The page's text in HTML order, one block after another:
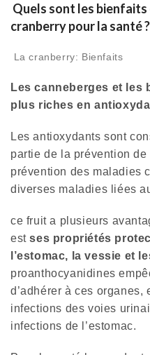
Quels sont les
cranberry pour la santé ?
La cranberry: Bienfaits
Les canneberges et les
plus riches en
Les antioxydants sont
partie de la prévention
prévention des maladies
diverses maladies liées
ce fruit a plusieurs
est ses propriétés
l’estomac, la vessie et
proanthocyanidines
d’adhérer à ces organes,
infections des voies
infections de l’estomac.